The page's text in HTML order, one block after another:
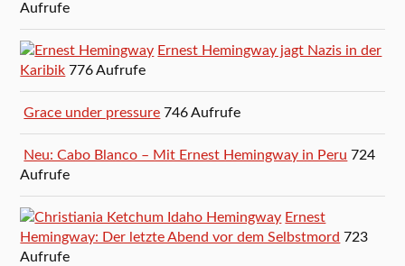
Aufrufe
Ernest Hemingway jagt Nazis in der
Karibik 776 Aufrufe
Grace under pressure 746 Aufrufe
Neu: Cabo Blanco – Mit Ernest Hemingway in Peru 724
Aufrufe
Ernest
Hemingway: Der letzte Abend vor dem Selbstmord 723
Aufrufe